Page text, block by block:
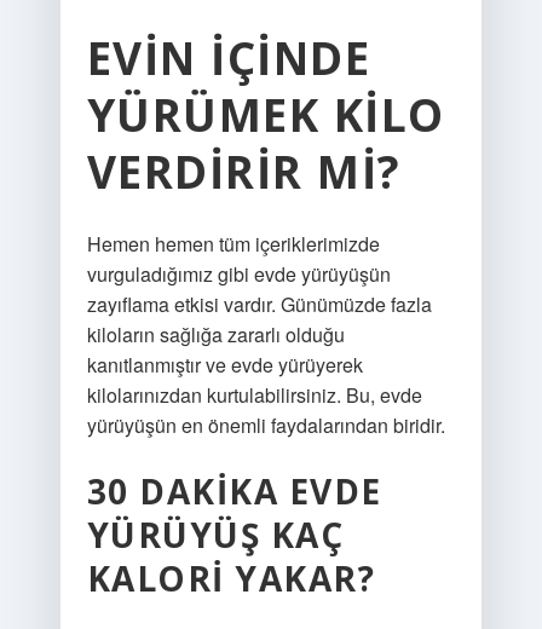
EVIN IÇINDE
YÜRÜMEK KILO
VERDIRIR MI?
Hemen hemen tüm içeriklerimizde
vurguladığımız gibi evde yürüyüşün
zayıflama etkisi vardır. Günümüzde fazla
kiloların sağlığa zararlı olduğu
kanıtlanmıştır ve evde yürüyerek
kilolarınızdan kurtulabilirsiniz. Bu, evde
yürüyüşün en önemli faydalarından biridir.
30 DAKIKA EVDE
YÜRÜYÜŞ KAÇ
KALORI YAKAR?